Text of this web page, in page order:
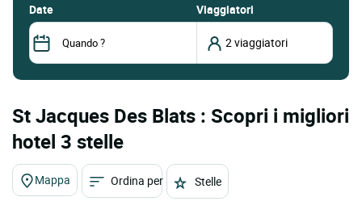
date Viaggiatori
St Jacques Des Blats : Scopri i migliori
hotel 3 stelle
Mappa Ordina per Stelle